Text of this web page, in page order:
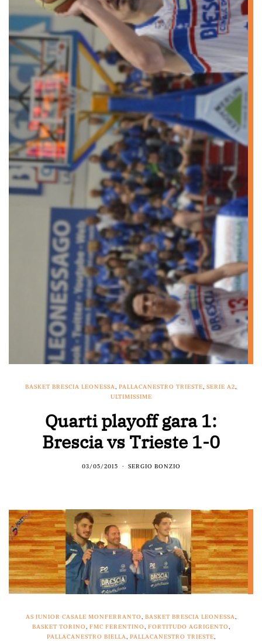
BASKET BRESCIA LEONESSA, PALLACANESTRO TRIESTE, SERIE A2,
ULTIMISSIME
Quarti playoff gara 1:
Brescia vs Trieste 1-0
03/05/2015 SERGIO BONZIO
AS JUNIOR CASALE MONFERRANTO, BASKET BRESCIA LEONESSA,
BASKET TORINO, FMC FERENTINO, FORTITUDO AGRIGENTO,
PALLACANESTRO BIELLA, PALLACANESTRO TRIESTE,